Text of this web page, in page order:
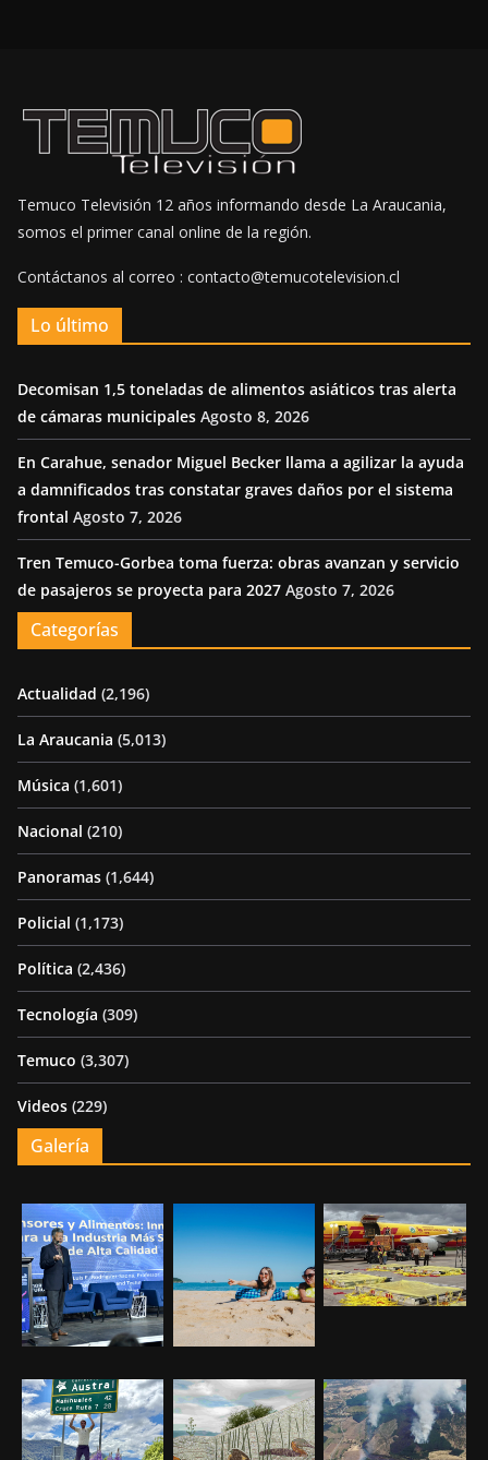
Temuco Televisión 12 años informando desde La Araucania,
somos el primer canal online de la región.
Contáctanos al correo : contacto@temucotelevision.cl
Lo último
Decomisan 1,5 toneladas de alimentos asiáticos tras alerta
de cámaras municipales Agosto 8, 2026
En Carahue, senador Miguel Becker llama a agilizar la ayuda
a damnificados tras constatar graves daños por el sistema
frontal Agosto 7, 2026
Tren Temuco-Gorbea toma fuerza: obras avanzan y servicio
de pasajeros se proyecta para 2027 Agosto 7, 2026
Categorías
Actualidad (2,196)
La Araucania (5,013)
Música (1,601)
Nacional (210)
Panoramas (1,644)
Policial (1,173)
Política (2,436)
Tecnología (309)
Temuco (3,307)
Videos (229)
Galería